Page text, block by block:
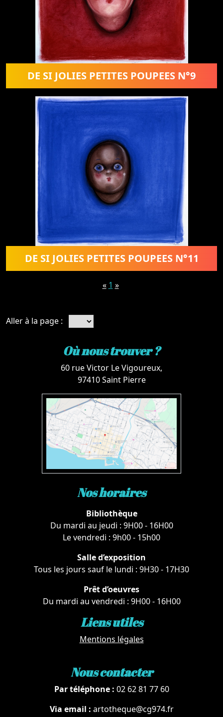
DE SI JOLIES PETITES POUPEES N°9
DE SI JOLIES PETITES POUPEES N°11
« 1 »
Aller à la page :
Où nous trouver ?
60 rue Victor Le Vigoureux,
97410 Saint Pierre
Nos horaires
Bibliothèque
Du mardi au jeudi : 9H00 - 16H00
Le vendredi : 9h00 - 15h00
Salle d’exposition
Tous les jours sauf le lundi : 9H30 - 17H30
Prêt d’oeuvres
Du mardi au vendredi : 9H00 - 16H00
Liens utiles
Mentions légales
Nous contacter
Par téléphone : 02 62 81 77 60
Via email : artotheque@cg974.fr